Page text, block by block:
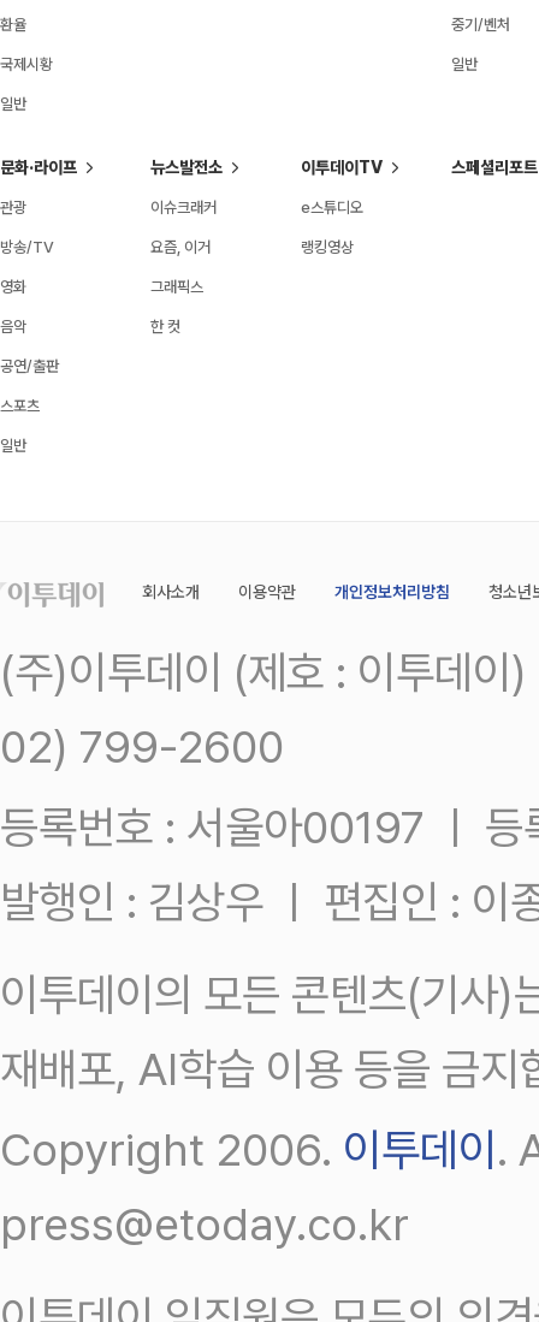
환율
국제시황
일반
중기/벤처
일반
문화·라이프
관광
방송/TV
영화
음악
공연/출판
스포츠
일반
뉴스발전소
이슈크래커
요즘, 이거
그래픽스
한 컷
이투데이TV
e스튜디오
랭킹영상
스페셜리포트
회사소개 이용약관 개인정보처리방침 청소년
(주)이투데이 (제호 : 이투데
02) 799-2600
등록번호 : 서울아00197 ㅣ
발행인 : 김상우 ㅣ 편집인 : 이
이투데이의 모든 콘텐츠(기사)
재배포, AI학습 이용 등을 금지
Copyright 2006. 이투데이.
press@etoday.co.kr